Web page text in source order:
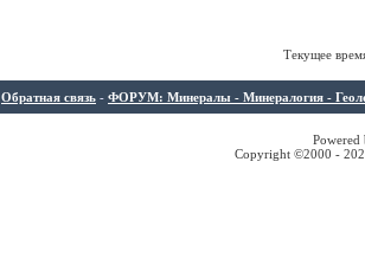
Текущее
Обратная связь - ФОРУМ: Минералы - Минералогия -
Copyright ©2000 -